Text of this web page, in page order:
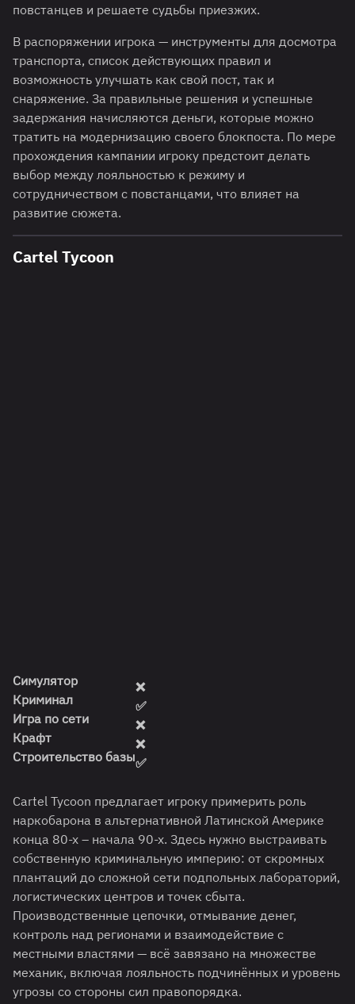
повстанцев и решаете судьбы приезжих.
В распоряжении игрока — инструменты для досмотра
транспорта, список действующих правил и
возможность улучшать как свой пост, так и
снаряжение. За правильные решения и успешные
задержания начисляются деньги, которые можно
тратить на модернизацию своего блокпоста. По мере
прохождения кампании игроку предстоит делать
выбор между лояльностью к режиму и
сотрудничеством с повстанцами, что влияет на
развитие сюжета.
Cartel Tycoon
Симулятор
Криминал
Игра по сети
Крафт
Строительство базы
❌
✅
❌
❌
✅
Cartel Tycoon предлагает игроку примерить роль
наркобарона в альтернативной Латинской Америке
конца 80-х – начала 90-х. Здесь нужно выстраивать
собственную криминальную империю: от скромных
плантаций до сложной сети подпольных лабораторий,
логистических центров и точек сбыта.
Производственные цепочки, отмывание денег,
контроль над регионами и взаимодействие с
местными властями — всё завязано на множестве
механик, включая лояльность подчинённых и уровень
угрозы со стороны сил правопорядка.